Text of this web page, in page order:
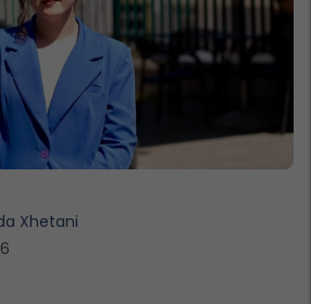
Xhetani